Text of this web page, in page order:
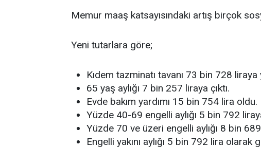
Memur maaş katsayısındaki artış birçok
Yeni tutarlara göre;
Kıdem tazminatı tavanı 73 bin 728 liraya
65 yaş aylığı 7 bin 257 liraya çıktı.
Evde bakım yardımı 15 bin 754 lira oldu.
Yüzde 40-69 engelli aylığı 5 bin 792
Yüzde 70 ve üzeri engelli aylığı 8 bin 689
Engelli yakını aylığı 5 bin 792 lira olarak